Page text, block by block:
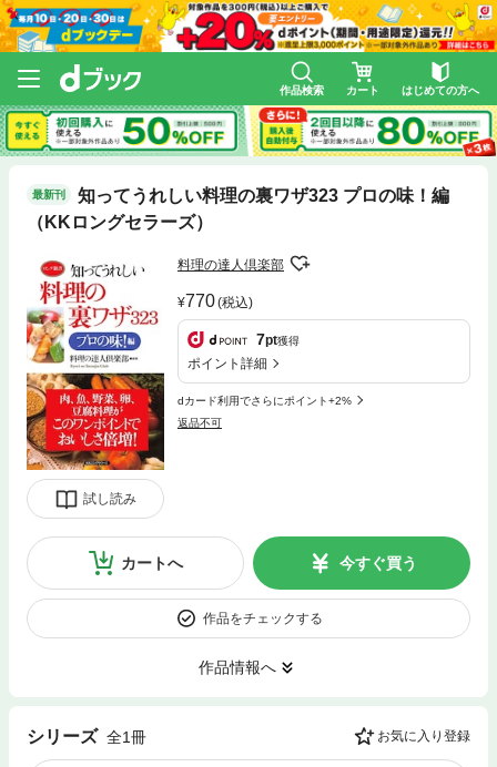
作品検索 カート はじめての方へ
最新刊
知ってうれしい料理の裏ワザ323 プロの味！編
（KKロングセラーズ）
試し読み
料理の達人倶楽部
770(税込)
7pt獲得
ポイント詳細
dカード利用でさらにポイント+2%
返品不可
カートへ 今すぐ買う
作品をチェックする
作品情報へ
シリーズ 全1冊 お気に入り登録